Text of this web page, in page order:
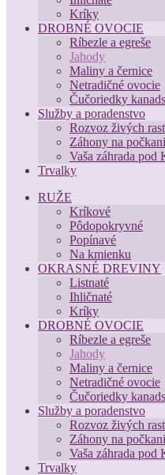
Kríky
DROBNÉ OVOCIE
Ríbezle a egreše
Jahody
Maliny a černice
Netradičné ovocie
Čučoriedky
Služby a poradenstvo
Rozvoz živých
Záhony na
Vaša záhrada
Trvalky
RUŽE
Kríkové
Pôdopokryvné
Popínavé
Na kmienku
OKRASNÉ DREVINY
Listnaté
Ihličnaté
Kríky
DROBNÉ OVOCIE
Ríbezle a egreše
Jahody
Maliny a černice
Netradičné ovocie
Čučoriedky
Služby a poradenstvo
Rozvoz živých
Záhony na
Vaša záhrada
Trvalky